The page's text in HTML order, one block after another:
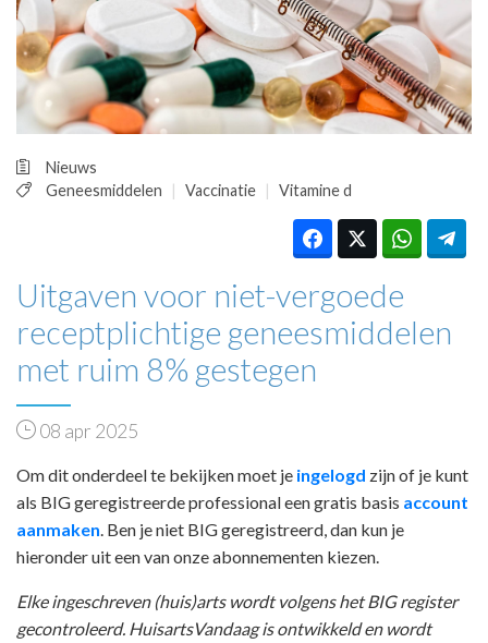
PRAKTIJKZAKEN
TARIEVEN
VPHUISARTSEN
MEDISCHE VAKHANDEL
REGISTRATIE
Nieuws
Geneesmiddelen
Vaccinatie Vitamine d
Uitgaven voor niet-vergoede
receptplichtige geneesmiddelen
met ruim 8% gestegen
08 apr 2025
Om dit onderdeel te bekijken moet je ingelogd zijn of je kunt
als BIG geregistreerde professional een gratis basis account
aanmaken . Ben je niet BIG geregistreerd, dan kun je
hieronder uit een van onze abonnementen kiezen.
Elke ingeschreven (huis)arts wordt volgens het BIG register
gecontroleerd. HuisartsVandaag is ontwikkeld en wordt